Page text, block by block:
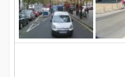
passar in i ett visst
Men till
Till att börja med